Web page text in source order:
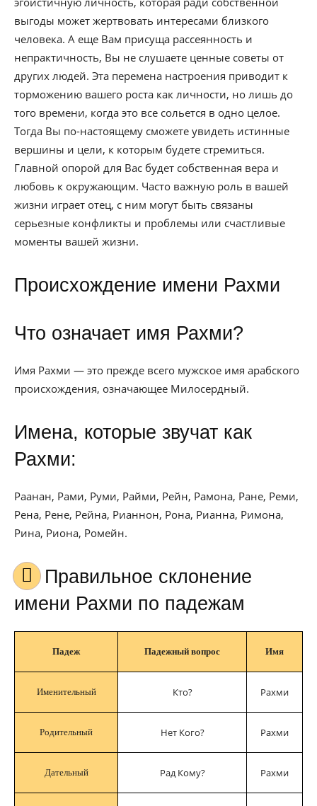
выгоды может жертвовать интересами близкого
человека. А еще Вам присуща рассеянность и
непрактичность, Вы не слушаете ценные советы от
других людей. Эта перемена настроения приводит к
торможению вашего роста как личности, но лишь до
того времени, когда это все сольется в одно целое.
Тогда Вы по-настоящему сможете увидеть истинные
вершины и цели, к которым будете стремиться.
Главной опорой для Вас будет собственная вера и
любовь к окружающим. Часто важную роль в вашей
жизни играет отец, с ним могут быть связаны
серьезные конфликты и проблемы или счастливые
моменты вашей жизни.
Происхождение имени Рахми
Что означает имя Рахми?
Имя Рахми — это прежде всего мужское имя арабского
происхождения, означающее Милосердный.
Имена, которые звучат как
Рахми:
Раанан, Рами, Руми, Райми, Рейн, Рамона, Ране, Реми,
Рена, Рене, Рейна, Рианнон, Рона, Рианна, Римона,
Рина, Риона, Ромейн.
Правильное склонение
имени Рахми по падежам
Падеж Падежный вопрос Имя
Именительный Кто? Рахми
Родительный Нет Кого? Рахми
Дательный Рад Кому? Рахми